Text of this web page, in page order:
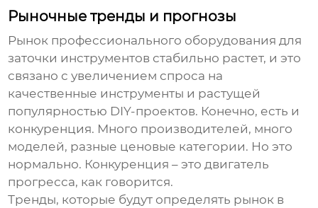
Рыночные тренды и прогнозы
Рынок профессионального оборудования для
заточки инструментов стабильно растет, и это
связано с увеличением спроса на
качественные инструменты и растущей
популярностью DIY-проектов. Конечно, есть и
конкуренция. Много производителей, много
моделей, разные ценовые категории. Но это
нормально. Конкуренция – это двигатель
прогресса, как говорится.
Тренды, которые будут определять рынок в